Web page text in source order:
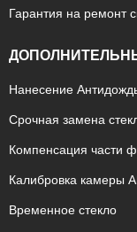
Гарантия на ремонт
Нанесение
Срочная замена
Компенсация части
Калибровка камеры
Временное стекло